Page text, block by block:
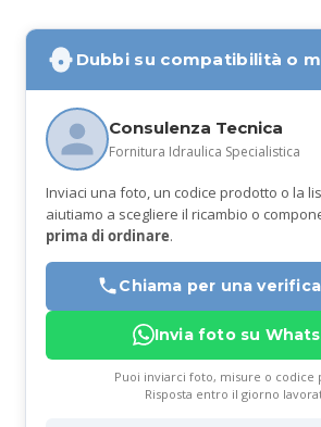
Dubbi su compatibilità o
Consulenza Tecnica
Fornitura Idraulica Specialistica
Inviaci una foto, un codice prodotto o la
aiutiamo a scegliere il ricambio o
prima di ordinare.
Chiama per una
Invia foto su
Puoi inviarci foto, misure o codice
Risposta entro il giorno